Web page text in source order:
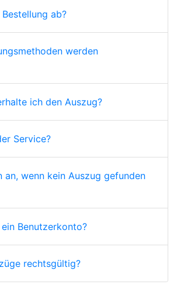
ab?
werden
ich den Auszug?
Service?
an, wenn kein Auszug gefunden
Benutzerkonto?
rechtsgültig?